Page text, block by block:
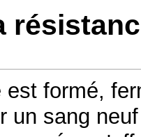
est formé,
un sang